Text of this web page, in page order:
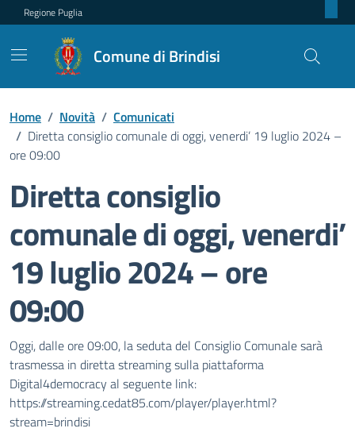
Regione Puglia
Comune di Brindisi
Home / Novità / Comunicati
/ Diretta consiglio comunale di oggi, venerdi’ 19 luglio 2024 –
ore 09:00
Diretta consiglio
comunale di oggi, venerdi’
19 luglio 2024 – ore
09:00
Dettagli della notizia
Oggi, dalle ore 09:00, la seduta del Consiglio Comunale sarà
trasmessa in diretta streaming sulla piattaforma
Digital4democracy al seguente link:
https://streaming.cedat85.com/player/player.html?
stream=brindisi